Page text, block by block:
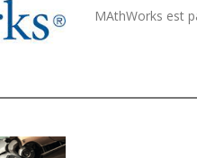
MAthWorks est